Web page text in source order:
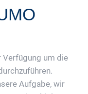
Verfügung um die
Aufgabe, wir